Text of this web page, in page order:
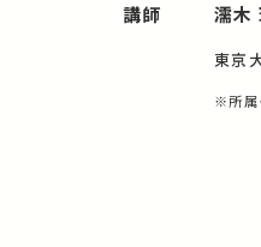
講師 濡木
東京
※所属